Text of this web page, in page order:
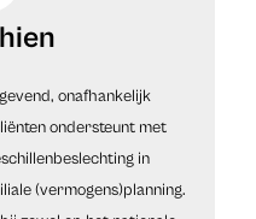
onafhankelijk
ondersteunt met
in
(vermogens)planning.